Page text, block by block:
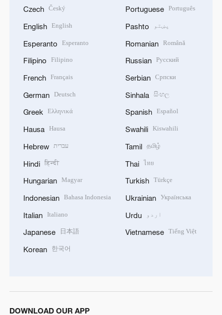
Czech Český
English English
Esperanto Esperanto
Filipino Filipino
French Français
German Deutsch
Greek Ελληνικά
Hausa Hausa
Hebrew עברית
Hindi हिन्दी
Hungarian Magyar
Indonesian Bahasa Indonesia
Italian Italiano
Japanese 日本語
Korean 한국어
Portuguese Português
Pashto پښتو
Romanian Română
Russian Русский
Serbian Српски
Sinhala සිංහල
Spanish Español
Swahili Kiswahili
Tamil தமிழ்
Thai ไทย
Turkish Türkçe
Ukrainian Українська
Urdu اردو
Vietnamese Tiếng Việt
DOWNLOAD OUR APP